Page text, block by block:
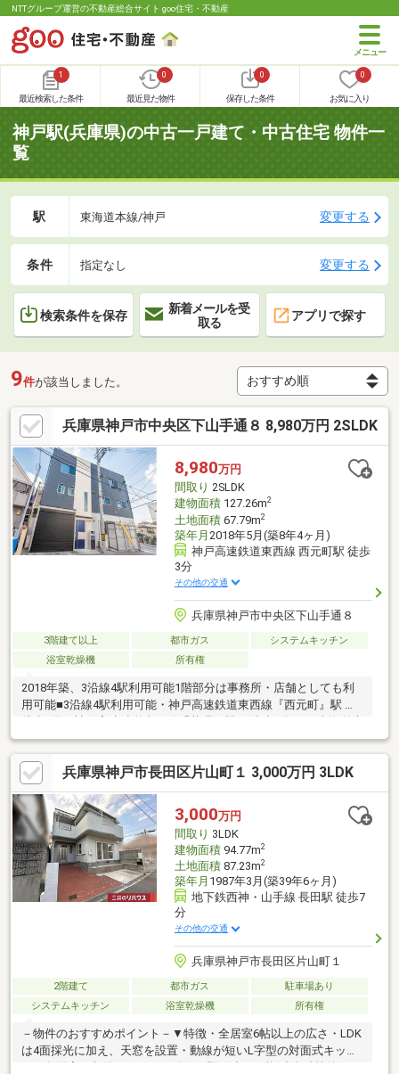
NTTグループ運営の不動産総合サイト goo住宅・不動産
1
最近検索した条件
0
最近見た物件
0
保存した条件
0
お気に入り
神戸駅(兵庫県)の中古一戸建て・中古住宅 物件一
覧
駅 東海道本線/神戸 変更する
条件 指定なし 変更する
検索条件を保存
新着メールを受
取る
アプリで探す
9件が該当しました。
兵庫県神戸市中央区下山手通８ 8,980万円 2SLDK
8,980万円
間取り 2SLDK
建物面積127.26m2
土地面積67.79m2
築年月 2018年5月(築8年4ヶ月)
神戸高速鉄道東西線 西元町駅 徒歩
3分
その他の交通
兵庫県神戸市中央区下山手通８
3階建て以上 都市ガス
システムキッチン
浴室乾燥機
所有権
2018年築、3沿線4駅利用可能1階部分は事務所・店舗としても利
用可能■3沿線4駅利用可能・神戸高速鉄道東西線『西元町』駅
線『神戸』駅 徒歩9分・神戸市営地下鉄西神・山手線『大倉
山』駅 徒歩6分□約19.2帖のLDK□洋室は約9.8帖と約7.5帖・3階
洋室の間にウォークインクローゼットあり。 □屋上ルーフバルコ
ニーにはコンセント、浴槽、シャワーがございます。□シャッタ
ーガレージ付の車庫
兵庫県神戸市長田区片山町１ 3,000万円 3LDK
3,000万円
間取り 3LDK
建物面積94.77m2
土地面積87.23m2
築年月 1987年3月(築39年6ヶ月)
地下鉄西神・山手線 長田駅 徒歩7
分
その他の交通
兵庫県神戸市長田区片山町１
2階建て 都市ガス
駐車場あり
システムキッチン
浴室乾燥機 所有権
－物件のおすすめポイント－▼特徴・全居室6帖以上の広さ・LDK
は4面採光に加え、天窓を設置・動線が短いL字型の対面式キッチ